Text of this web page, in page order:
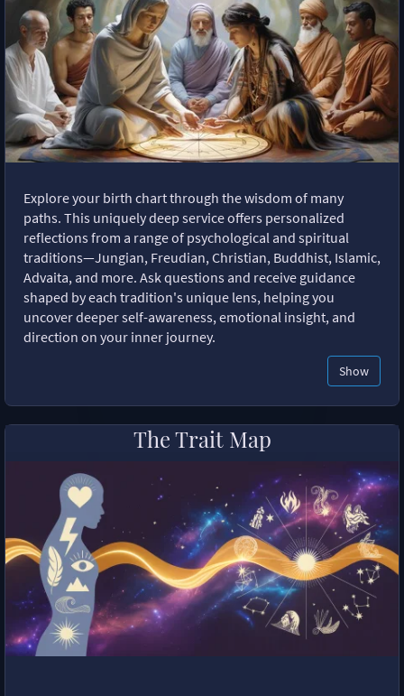
Explore your birth chart through the wisdom of many
paths. This uniquely deep service offers personalized
reflections from a range of psychological and spiritual
traditions—Jungian, Freudian, Christian, Buddhist, Islamic,
Advaita, and more. Ask questions and receive guidance
shaped by each tradition's unique lens, helping you
uncover deeper self-awareness, emotional insight, and
direction on your inner journey.
Show
The Trait Map